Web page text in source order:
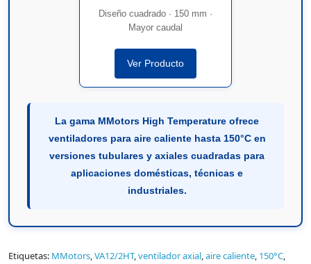
Diseño cuadrado · 150 mm ·
Mayor caudal
Ver Producto
La gama MMotors High Temperature ofrece
ventiladores para aire caliente hasta 150°C en
versiones tubulares y axiales cuadradas para
aplicaciones domésticas, técnicas e
industriales.
Etiquetas: MMotors,VA12/2HT,ventilador axial,aire caliente, 150°C,